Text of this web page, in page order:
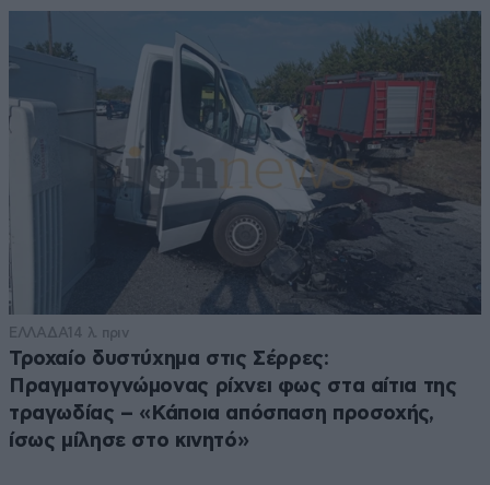
ΕΛΛΑΔΑ14 λ. πριν
Τροχαίο δυστύχημα στις Σέρρες:
Πραγματογνώμονας ρίχνει φως στα αίτια της
τραγωδίας – «Κάποια απόσπαση προσοχής,
ίσως μίλησε στο κινητό»